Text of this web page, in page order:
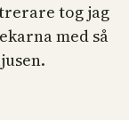
tog jag
med så